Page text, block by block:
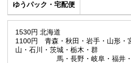
ゆうパック・宅配便
1530円 北海道
1100円 青森・秋田・岩手・山形・
山・石川・茨城・栃木・群
馬・長野・岐阜・福井・千